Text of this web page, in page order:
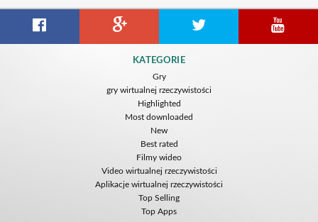
KATEGORIE
Gry
gry wirtualnej rzeczywistości
Highlighted
Most downloaded
New
Best rated
Filmy wideo
Video wirtualnej rzeczywistości
Aplikacje wirtualnej rzeczywistości
Top Selling
Top Apps